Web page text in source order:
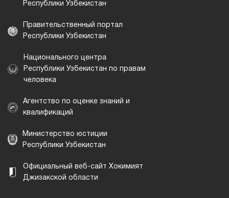
Республики Узбекистан
Правительственный портал
Республики Узбекистан
Национального центра
Республики Узбекистан по правам
человека
Агентство по оценке знаний и
квалификаций
Министерство юстиции
Республики Узбекистан
Официальный веб-сайт Хокимият
Джизакской области